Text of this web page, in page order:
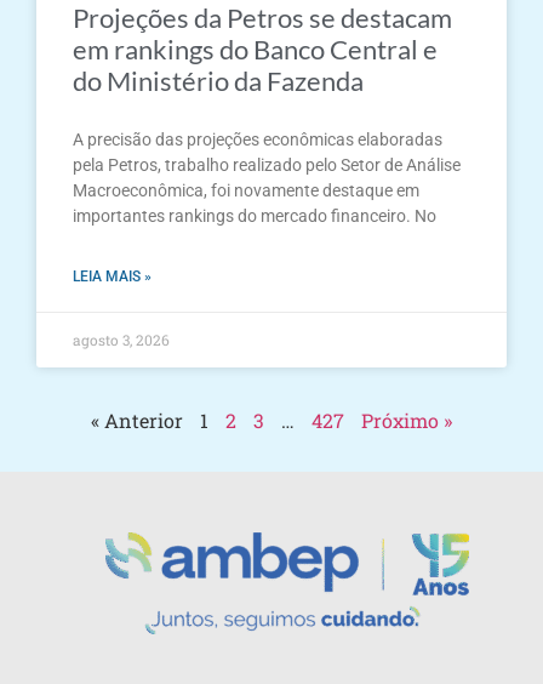
Projeções da Petros se destacam
em rankings do Banco Central e
do Ministério da Fazenda
A precisão das projeções econômicas elaboradas
pela Petros, trabalho realizado pelo Setor de Análise
Macroeconômica, foi novamente destaque em
importantes rankings do mercado financeiro. No
LEIA MAIS »
agosto 3, 2026
« Anterior 1 2 3 … 427 Próximo »